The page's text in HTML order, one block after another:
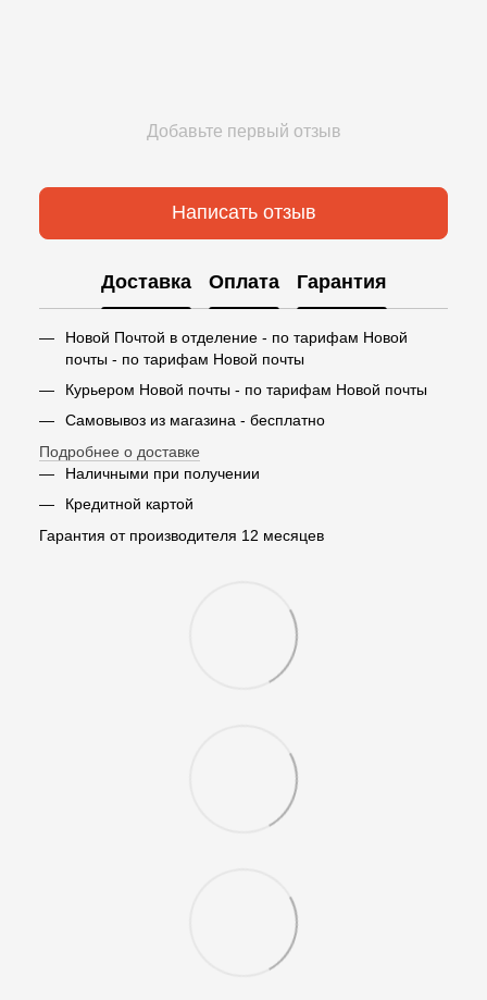
Добавьте первый отзыв
Написать отзыв
Доставка Оплата Гарантия
Новой Почтой в отделение - по тарифам Новой
почты - по тарифам Новой почты
Курьером Новой почты - по тарифам Новой почты
Самовывоз из магазина - бесплатно
Подробнее о доставке
Наличными при получении
Кредитной картой
Гарантия от производителя 12 месяцев